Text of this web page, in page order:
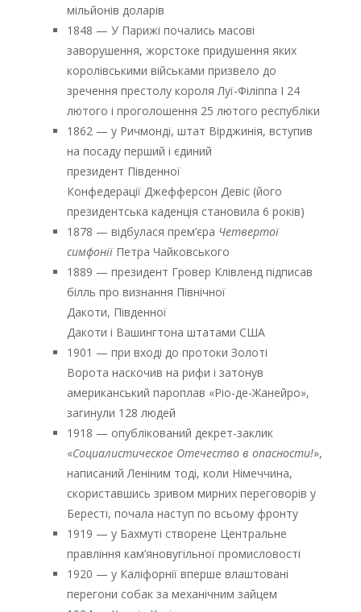
мільйонів доларів
1848 — У Парижі почались масові
заворушення, жорстоке придушення яких
королівськими військами призвело до
зречення престолу короля Луї-Філіппа I 24
лютого і проголошення 25 лютого республіки
1862 — у Ричмонді, штат Вірджинія, вступив
на посаду перший і єдиний
президент Південної
Конфедерації Джефферсон Девіс (його
президентська каденція становила 6 років)
1878 — відбулася прем’єра Четвертої
симфоніїПетра Чайковського
1889 — президент Гровер Клівленд підписав
білль про визнання Північної
Дакоти, Південної
Дакоти і Вашингтона штатами США
1901 — при вході до протоки Золоті
Ворота наскочив на рифи і затонув
американський пароплав «Ріо-де-Жанейро»,
загинули 128 людей
1918 — опублікований декрет-заклик
«Социалистическое Отечество в опасности!»,
написаний Леніним тоді, коли Німеччина,
скориставшись зривом мирних переговорів у
Бересті, почала наступ по всьому фронту
1919 — у Бахмуті створене Центральне
правління кам’яновугільної промисловості
1920 — у Каліфорнії вперше влаштовані
перегони собак за механічним зайцем